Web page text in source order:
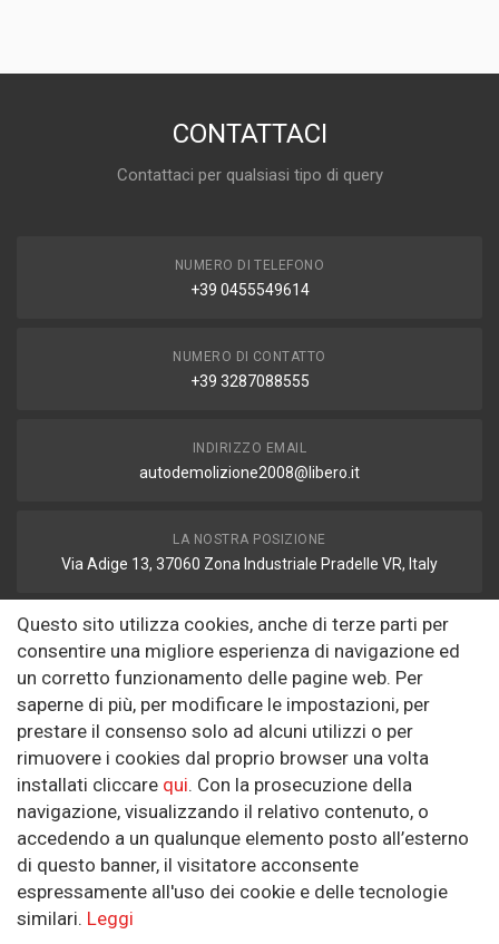
CONTATTACI
Contattaci per qualsiasi tipo di query
NUMERO DI TELEFONO
+39 0455549614
NUMERO DI CONTATTO
+39 3287088555
INDIRIZZO EMAIL
autodemolizione2008@libero.it
LA NOSTRA POSIZIONE
Via Adige 13, 37060 Zona Industriale Pradelle VR, Italy
FAX
autodemolizione2008@libero.it
Informazioni
Riguardo a noi
Politica sulla Riservatezza
SEGUICI SUI SOCIAL
Questo sito utilizza cookies, anche di terze parti per
consentire una migliore esperienza di navigazione ed
un corretto funzionamento delle pagine web. Per
saperne di più, per modificare le impostazioni, per
prestare il consenso solo ad alcuni utilizzi o per
rimuovere i cookies dal proprio browser una volta
installati cliccare qui. Con la prosecuzione della
navigazione, visualizzando il relativo contenuto, o
accedendo a un qualunque elemento posto all’esterno
di questo banner, il visitatore acconsente
espressamente all'uso dei cookie e delle tecnologie
similari. Leggi